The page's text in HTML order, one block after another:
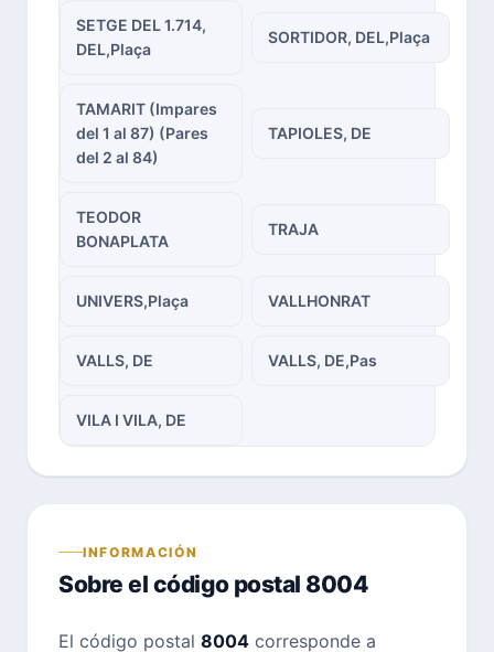
SETGE DEL 1.714,
DEL,Plaça
SORTIDOR, DEL,Plaça
TAMARIT (Impares
del 1 al 87) (Pares
del 2 al 84)
TAPIOLES, DE
TEODOR
BONAPLATA
TRAJA
UNIVERS,Plaça VALLHONRAT
VALLS, DE VALLS, DE,Pas
VILA I VILA, DE
INFORMACIÓN
Sobre el código postal 8004
El código postal 8004 corresponde a